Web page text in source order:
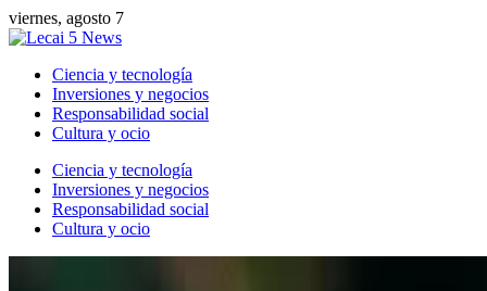
viernes, agosto 7
Ciencia y tecnología
Inversiones y negocios
Responsabilidad social
Cultura y ocio
Ciencia y tecnología
Inversiones y negocios
Responsabilidad social
Cultura y ocio